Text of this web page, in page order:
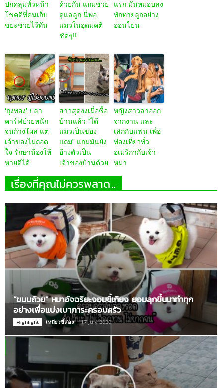
ปกคลุมทั่วหน้า
โชคดีที่คนเก็บ
ขยะช่วยไว้ทัน
ด้วยกัน แถมช่วย
ดูแลลูก นี่พ่อ
แมวในอุดมคติ
ชัดๆ!!
แรก มันหมอบลง
ทักทายลูกอย่าง
อ่อนโยน
‘ถุงทอง’ ปลา
คาร์ฟป่วยหนัก
จนก้างโผล่ แต่
เจ้าของไม่ถอด
ใจ รักษาน้องให้
หายดีได้
สาวสุดงงเมื่อซื้อ
บ้านแล้ว “ได้
แมวเป็นของ
แถม” แถมมันยัง
อ้างตัวเป็น
เจ้าของบ้านด้วย
หญิงสาวลาออก
จากงาน และ
เลิกกับแฟน เพื่อ
ท่องเที่ยวทั่ว
อเมริกากับเจ้า
หมา
เรื่องที่คุณไม่ควรพลาด...
“ขนมถ้วย” หมาอัจฉริยะจอมขี้เกียจ ยอมลุกขึ้นมาทำทุก
อย่างเพื่อแบ่งเบาภาระครอบครัว
Highlight เหมียวขี้ส่อง - 17 July 2020